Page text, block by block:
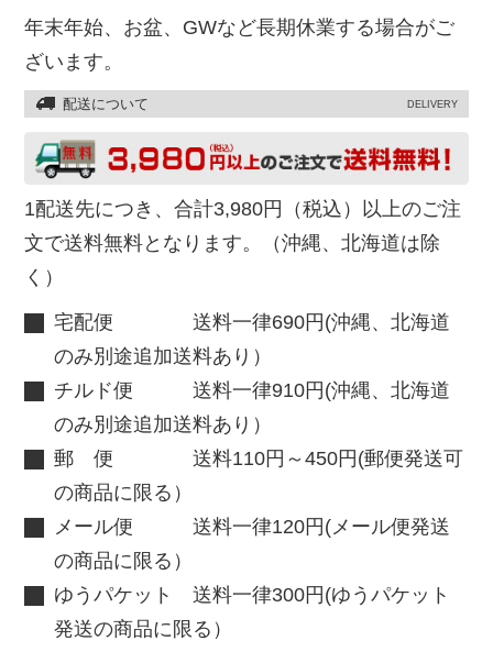
年末年始、お盆、GWなど長期休業する場合がご
ざいます。
配送について DELIVERY
1配送先につき、合計3,980円（税込）以上のご注
文で送料無料となります。（沖縄、北海道は除
く）
宅配便 送料一律690円(沖縄、北海道
のみ別途追加送料あり）
チルド便 送料一律910円(沖縄、北海道
のみ別途追加送料あり）
郵 便 送料110円～450円(郵便発送可
の商品に限る）
メール便 送料一律120円(メール便発送
の商品に限る）
ゆうパケット 送料一律300円(ゆうパケット
発送の商品に限る）